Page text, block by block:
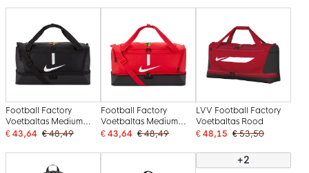
Football Factory
Voetbaltas Medium
Zwart
€ 43,64 € 48,49
Football Factory
Voetbaltas Medium
Rood
€ 43,64 € 48,49
LVV Football Factory
Voetbaltas Rood
€ 48,15 € 53,50
+2